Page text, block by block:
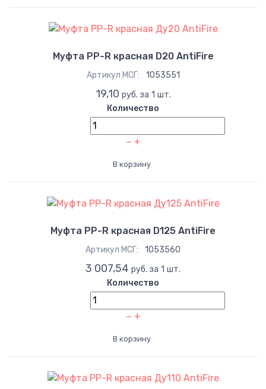
Муфта PP-R красная D20 AntiFire
Артикул МСГ: 1053551
19,10 руб. за 1 шт.
Количество
− +
В корзину
Муфта PP-R красная D125 AntiFire
Артикул МСГ: 1053560
3 007,54 руб. за 1 шт.
Количество
− +
В корзину